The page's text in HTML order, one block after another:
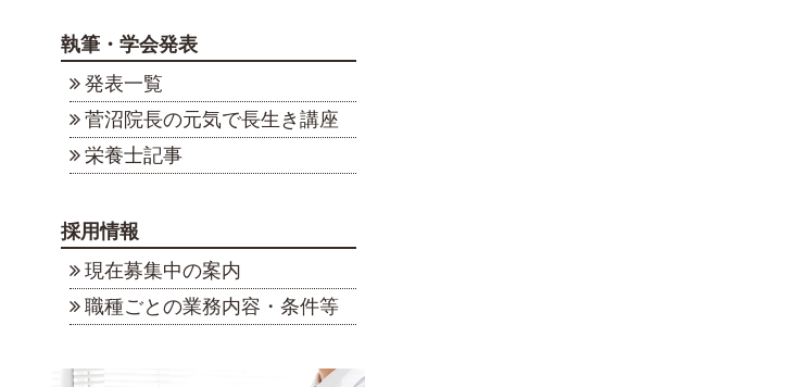
執筆・学会発表
発表一覧
菅沼院長の元気で長生き講座
栄養士記事
採用情報
現在募集中の案内
職種ごとの業務内容・条件等